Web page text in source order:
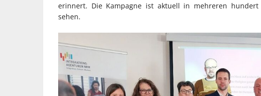
erinnert. Die Kampagne ist aktuell in mehreren
sehen.